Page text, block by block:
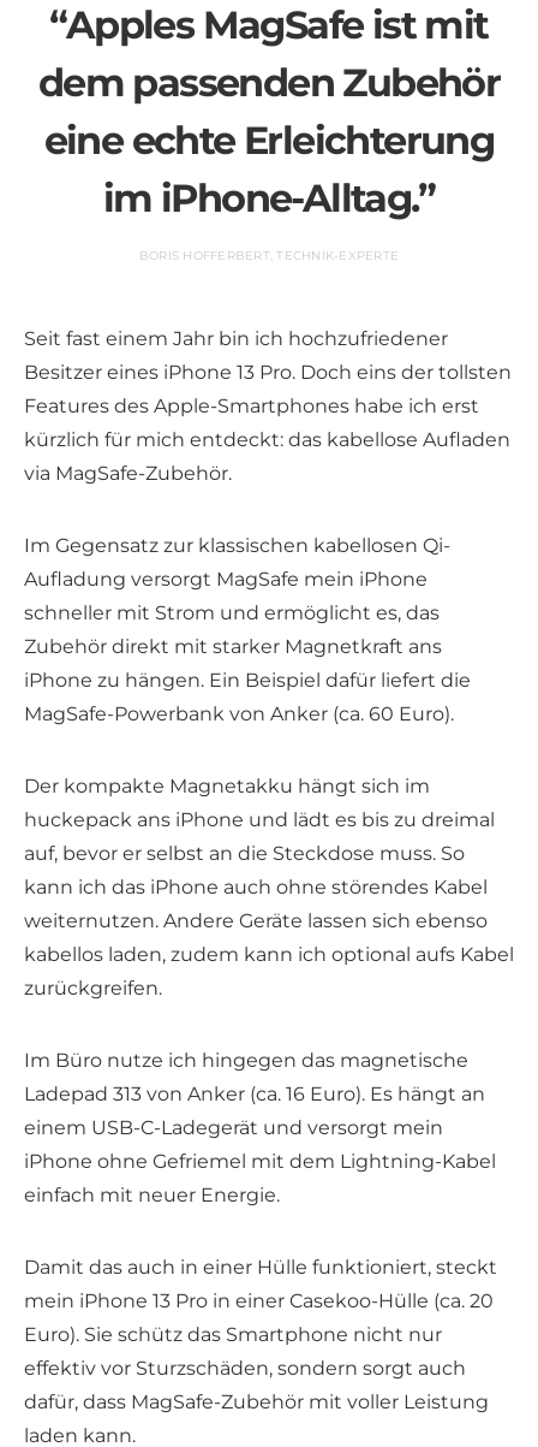
“Apples MagSafe ist mit
dem passenden Zubehör
eine echte Erleichterung
im iPhone-Alltag.”
BORIS HOFFERBERT, TECHNIK-EXPERTE
Seit fast einem Jahr bin ich hochzufriedener
Besitzer eines iPhone 13 Pro. Doch eins der tollsten
Features des Apple-Smartphones habe ich erst
kürzlich für mich entdeckt: das kabellose Aufladen
via MagSafe-Zubehör.
Im Gegensatz zur klassischen kabellosen Qi-
Aufladung versorgt MagSafe mein iPhone
schneller mit Strom und ermöglicht es, das
Zubehör direkt mit starker Magnetkraft ans
iPhone zu hängen. Ein Beispiel dafür liefert die
MagSafe-Powerbank von Anker (ca. 60 Euro).
Der kompakte Magnetakku hängt sich im
huckepack ans iPhone und lädt es bis zu dreimal
auf, bevor er selbst an die Steckdose muss. So
kann ich das iPhone auch ohne störendes Kabel
weiternutzen. Andere Geräte lassen sich ebenso
kabellos laden, zudem kann ich optional aufs Kabel
zurückgreifen.
Im Büro nutze ich hingegen das magnetische
Ladepad 313 von Anker (ca. 16 Euro). Es hängt an
einem USB-C-Ladegerät und versorgt mein
iPhone ohne Gefriemel mit dem Lightning-Kabel
einfach mit neuer Energie.
Damit das auch in einer Hülle funktioniert, steckt
mein iPhone 13 Pro in einer Casekoo-Hülle (ca. 20
Euro). Sie schütz das Smartphone nicht nur
effektiv vor Sturzschäden, sondern sorgt auch
dafür, dass MagSafe-Zubehör mit voller Leistung
laden kann.